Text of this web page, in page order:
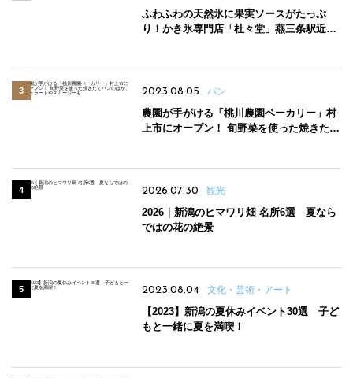
ふわふわの天然氷に果実ソースがたっぷ
り！かき氷専門店「杜々堂」燕三条駅近く
2023.08.05 パン
農園が手がける「桃川農園ベーカリー」村
上市にオープン！ 旬野菜を使った焼きたて
2026.07.30 観光
2026｜新潟のヒマワリ畑 名所6選 夏なら
ではの花の絶景
2023.08.04 文化・芸術・アート
【2023】新潟の夏休みイベント30選 子ど
もと一緒に夏を満喫！